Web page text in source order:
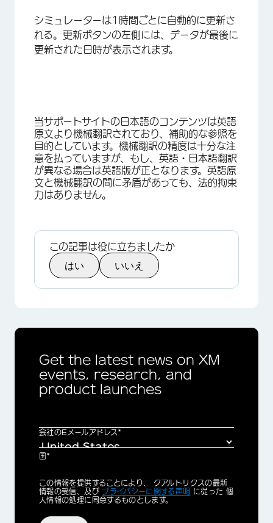
×
シミュレーターは1時間ごとに自動的に更新さ
れる。更新ボタンの左側には、データが最後に
更新された日時が表示されます。
当サポートサイトの日本語のコンテンツは英語
原文より機械翻訳されており、補助的な参照を
目的としています。機械翻訳の精度は十分な注
意を払っていますが、もし、英語・日本語翻訳
が異なる場合は英語版が正となります。英語原
文と機械翻訳の間に矛盾があっても、法的拘束
力はありません。
この記事は役に立ちましたか
はい いいえ
Get the latest news on XM
events, research, and
product launches
会社のEメールアドレス*
国*
Privacy
Optin
この情報を提供することにより、 クアルトリクスの最新
情報の受信、及び プライバシーに関する声明 に従った 個
人情報の処理に同意するものとします。